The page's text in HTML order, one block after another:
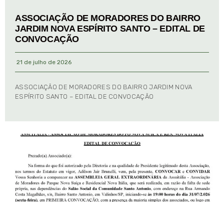
ASSOCIAÇÃO DE MORADORES DO BAIRRO
JARDIM NOVA ESPÍRITO SANTO – EDITAL DE
CONVOCAÇÃO
21 de julho de 2026
ASSOCIAÇÃO DE MORADORES DO BAIRRO JARDIM NOVA
ESPÍRITO SANTO – EDITAL DE CONVOCAÇÃO